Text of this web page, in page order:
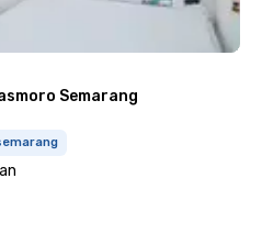
Semarang